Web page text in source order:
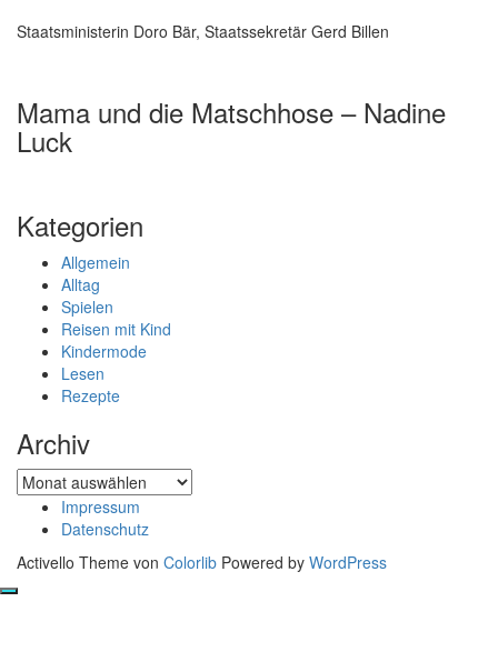
Staatsministerin Doro Bär, Staatssekretär Gerd Billen
Mama und die Matschhose – Nadine
Luck
Kategorien
Allgemein
Alltag
Spielen
Reisen mit Kind
Kindermode
Lesen
Rezepte
Archiv
Archiv
Impressum
Datenschutz
Activello Theme von Colorlib Powered by WordPress